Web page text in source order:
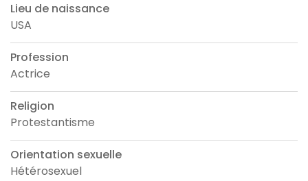
Lieu de naissance
USA
Profession
Actrice
Religion
Protestantisme
Orientation sexuelle
Hétérosexuel